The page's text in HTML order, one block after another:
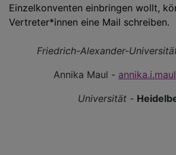
Einzelkonventen einbringen wollt,
Vertreter*innen eine Mail schreiben.
Friedrich-Alexander-
Annika Maul -
Universität -